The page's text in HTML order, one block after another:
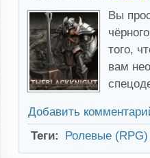
Вы
того,
вам
Добавить
Теги: Ролевые (RPG)